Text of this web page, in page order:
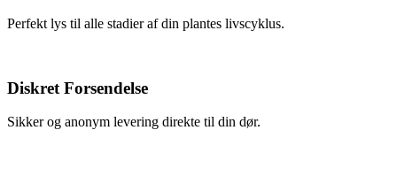
Perfekt lys til alle stadier af din plantes livscyklus.
Diskret Forsendelse
Sikker og anonym levering direkte til din dør.